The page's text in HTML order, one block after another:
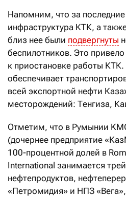
Напомним, что за
инфраструктура КТК, а
близ нее были подвергнуты
беспилотников. Это
к приостановке работы
обеспечивает
всей экспортной нефти
месторождений: Тенгиза,
Отметим, что в Румынии
(дочернее предприятие
100-процентной долей в
International занимается
нефтепродуктов,
«Петромидия» и НПЗ